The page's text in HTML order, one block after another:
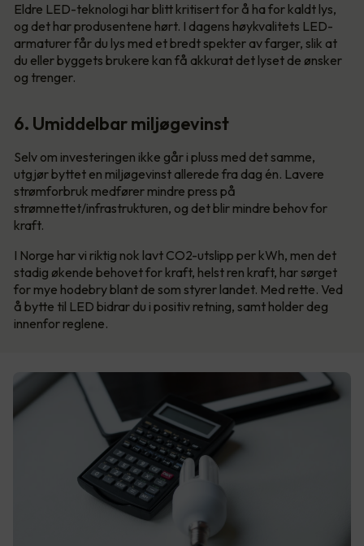
Eldre LED-teknologi har blitt kritisert for å ha for kaldt lys,
og det har produsentene hørt. I dagens høykvalitets LED-
armaturer får du lys med et bredt spekter av farger, slik at
du eller byggets brukere kan få akkurat det lyset de ønsker
og trenger.
6. Umiddelbar miljøgevinst
Selv om investeringen ikke går i pluss med det samme,
utgjør byttet en miljøgevinst allerede fra dag én. Lavere
strømforbruk medfører mindre press på
strømnettet/infrastrukturen, og det blir mindre behov for
kraft.
I Norge har vi riktig nok lavt CO2-utslipp per kWh, men det
stadig økende behovet for kraft, helst ren kraft, har sørget
for mye hodebry blant de som styrer landet. Med rette. Ved
å bytte til LED bidrar du i positiv retning, samt holder deg
innenfor reglene.